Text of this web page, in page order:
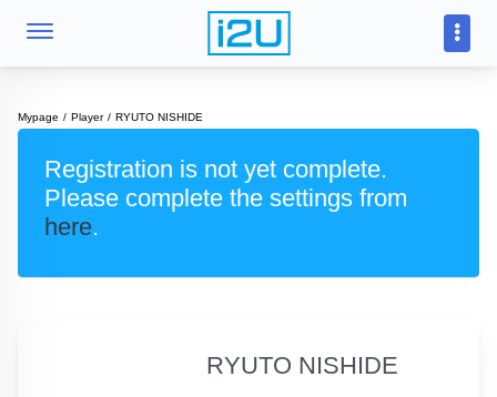
Mypage Player RYUTO NISHIDE
Registration is not yet complete.
Please complete the settings from
here.
RYUTO NISHIDE